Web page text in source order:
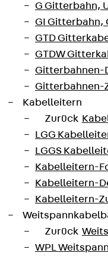
G Gitterbahn,
GI Gitterbahn,
GTD
GTDW
Gitterbahnen-
Gitterbahnen-
Kabelleitern
Zurück
LGG
LGGS
Kabelleitern-
Kabelleitern-
Kabelleitern-
Zurück
WPL